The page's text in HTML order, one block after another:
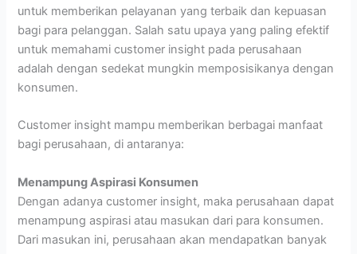
untuk memberikan pelayanan yang terbaik dan kepuasan
bagi para pelanggan. Salah satu upaya yang paling efektif
untuk memahami customer insight pada perusahaan
adalah dengan sedekat mungkin memposisikanya dengan
konsumen.
Customer insight mampu memberikan berbagai manfaat
bagi perusahaan, di antaranya:
Menampung Aspirasi Konsumen
Dengan adanya customer insight, maka perusahaan dapat
menampung aspirasi atau masukan dari para konsumen.
Dari masukan ini, perusahaan akan mendapatkan banyak